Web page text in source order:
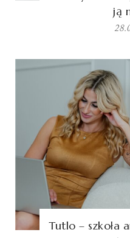
ją
Tutlo – szkoła